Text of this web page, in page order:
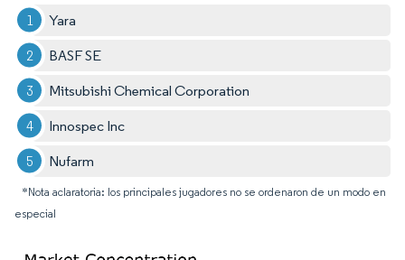
Yara
BASF SE
Mitsubishi Chemical Corporation
Innospec Inc
Nufarm
*Nota aclaratoria: los principales jugadores no se ordenaron de un modo en
especial